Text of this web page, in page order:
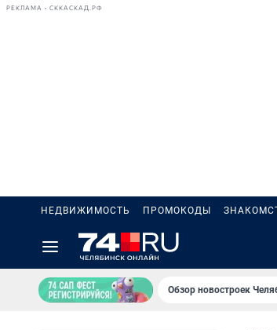
РЕКЛАМА • СККАСКАД.РФ
НЕДВИЖИМОСТЬ ПРОМОКОДЫ
Обзор новостроек